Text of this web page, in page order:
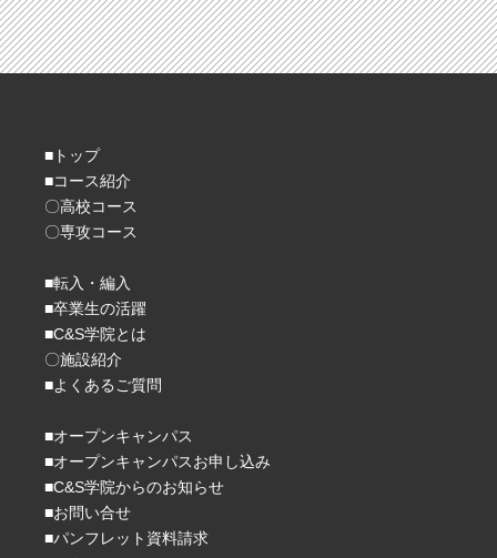
■トップ
■コース紹介
〇高校コース
〇専攻コース
■転入・編入
■卒業生の活躍
■C&S学院とは
〇施設紹介
■よくあるご質問
■オープンキャンパス
■オープンキャンパスお申し込み
■C&S学院からのお知らせ
■お問い合せ
■パンフレット資料請求